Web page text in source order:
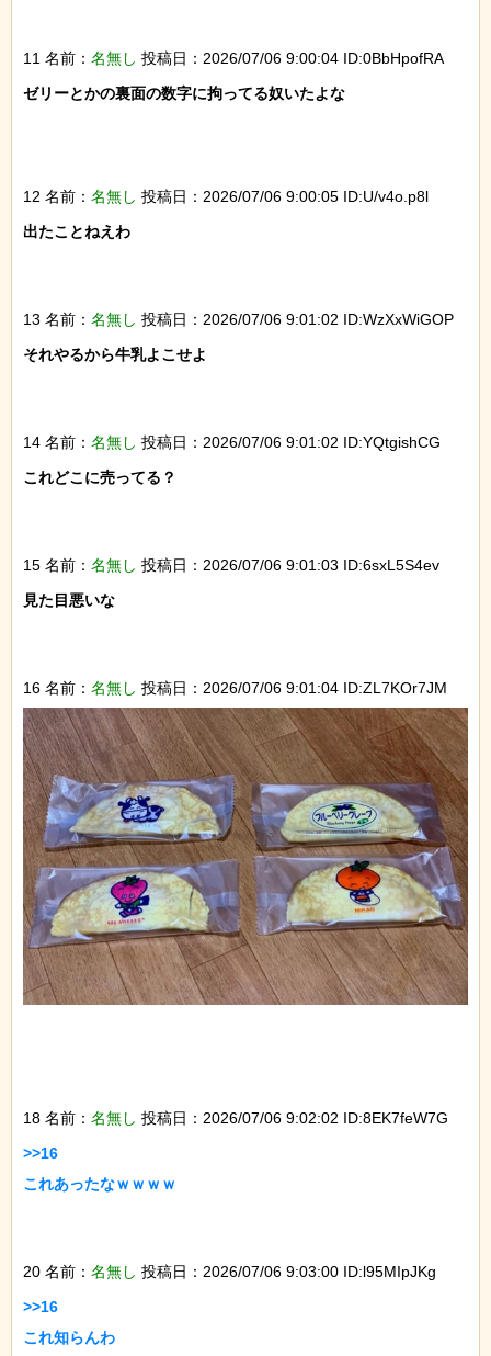
11 名前： 名無し 投稿日：2026/07/06 9:00:04 ID:0BbHpofRA
ゼリーとかの裏面の数字に拘ってる奴いたよな
12 名前： 名無し 投稿日：2026/07/06 9:00:05 ID:U/v4o.p8l
出たことねえわ
13 名前： 名無し 投稿日：2026/07/06 9:01:02 ID:WzXxWiGOP
それやるから牛乳よこせよ
14 名前： 名無し 投稿日：2026/07/06 9:01:02 ID:YQtgishCG
これどこに売ってる？
15 名前： 名無し 投稿日：2026/07/06 9:01:03 ID:6sxL5S4ev
見た目悪いな
16 名前： 名無し 投稿日：2026/07/06 9:01:04 ID:ZL7KOr7JM
18 名前： 名無し 投稿日：2026/07/06 9:02:02 ID:8EK7feW7G
>>16
これあったなｗｗｗｗ
20 名前： 名無し 投稿日：2026/07/06 9:03:00 ID:l95MIpJKg
>>16
これ知らんわ